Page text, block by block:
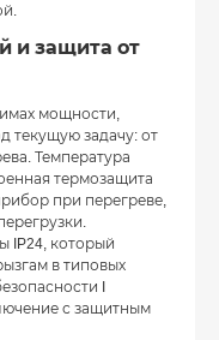
и защита от
мощности,
текущую задачу: от
Температура
термозащита
при перегреве,
IP24, который
в типовых
I
с защитным